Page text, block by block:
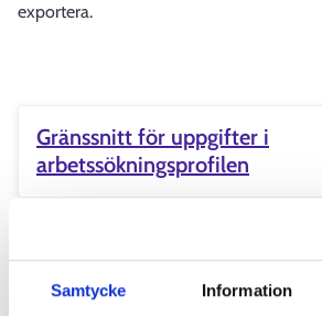
Samtycke Information
exportera.
Gränssnitt för uppgifter i
arbetssökningsprofilen